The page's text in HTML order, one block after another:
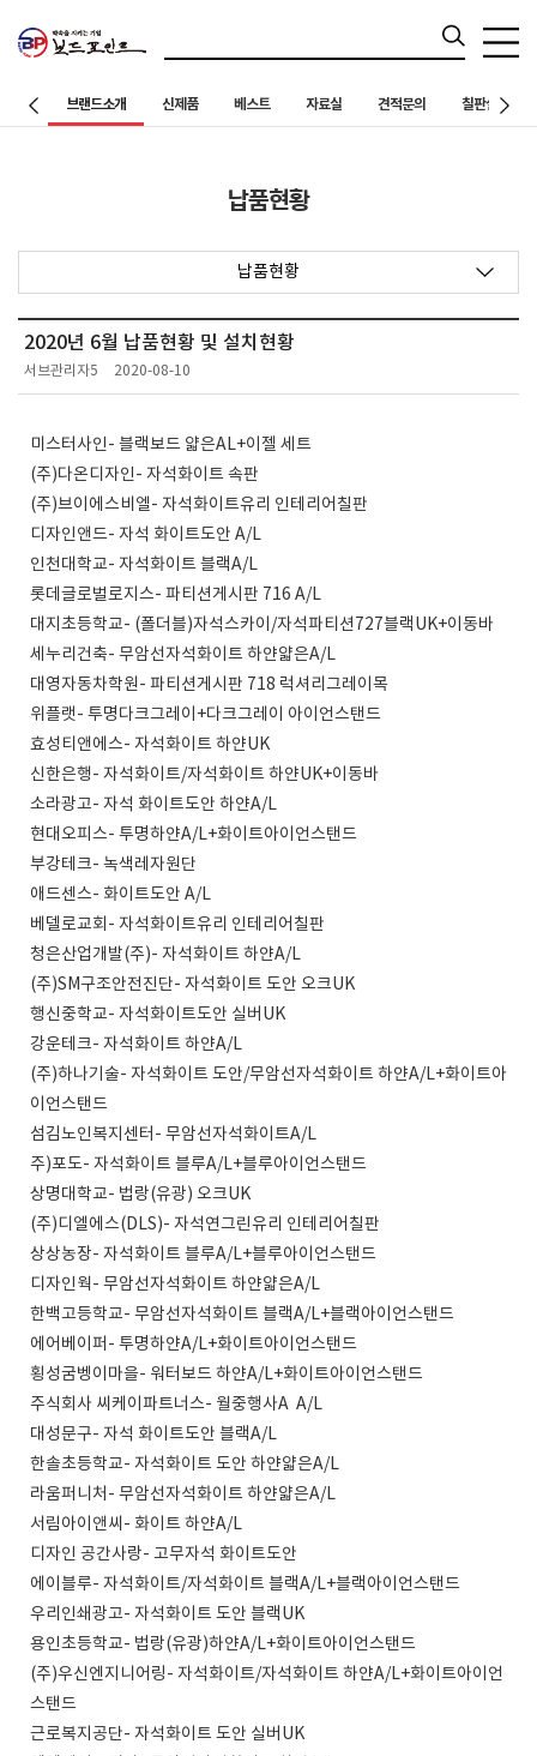
브랜드소개 신제품 베스트 자료실 견적문의 칠판설치 사례
납품현황
납품현황
2020년 6월 납품현황 및 설치현황
서브관리자5 2020-08-10
미스터사인- 블랙보드 얇은AL+이젤 세트
(주)다온디자인- 자석화이트 속판
(주)브이에스비엘- 자석화이트유리 인테리어칠판
디자인앤드- 자석 화이트도안 A/L
인천대학교- 자석화이트 블랙A/L
롯데글로벌로지스- 파티션게시판 716 A/L
대지초등학교- (폴더블)자석스카이/자석파티션727블랙UK+이동바
세누리건축- 무암선자석화이트 하얀얇은A/L
대영자동차학원- 파티션게시판 718 럭셔리그레이목
위플랫- 투명다크그레이+다크그레이 아이언스탠드
효성티앤에스- 자석화이트 하얀UK
신한은행- 자석화이트/자석화이트 하얀UK+이동바
소라광고- 자석 화이트도안 하얀A/L
현대오피스- 투명하얀A/L+화이트아이언스탠드
부강테크- 녹색레자원단
애드센스- 화이트도안 A/L
베델로교회- 자석화이트유리 인테리어칠판
청은산업개발(주)- 자석화이트 하얀A/L
(주)SM구조안전진단- 자석화이트 도안 오크UK
행신중학교- 자석화이트도안 실버UK
강운테크- 자석화이트 하얀A/L
(주)하나기술- 자석화이트 도안/무암선자석화이트 하얀A/L+화이트아
이언스탠드
섬김노인복지센터- 무암선자석화이트A/L
주)포도- 자석화이트 블루A/L+블루아이언스탠드
상명대학교- 법랑(유광) 오크UK
(주)디엘에스(DLS)- 자석연그린유리 인테리어칠판
상상농장- 자석화이트 블루A/L+블루아이언스탠드
디자인웍- 무암선자석화이트 하얀얇은A/L
한백고등학교- 무암선자석화이트 블랙A/L+블랙아이언스탠드
에어베이퍼- 투명하얀A/L+화이트아이언스탠드
횡성굼벵이마을- 워터보드 하얀A/L+화이트아이언스탠드
주식회사 씨케이파트너스- 월중행사A A/L
대성문구- 자석 화이트도안 블랙A/L
한솔초등학교- 자석화이트 도안 하얀얇은A/L
라움퍼니처- 무암선자석화이트 하얀얇은A/L
서림아이앤씨- 화이트 하얀A/L
디자인 공간사랑- 고무자석 화이트도안
에이블루- 자석화이트/자석화이트 블랙A/L+블랙아이언스탠드
우리인쇄광고- 자석화이트 도안 블랙UK
용인초등학교- 법랑(유광)하얀A/L+화이트아이언스탠드
(주)우신엔지니어링- 자석화이트/자석화이트 하얀A/L+화이트아이언
스탠드
근로복지공단- 자석화이트 도안 실버UK